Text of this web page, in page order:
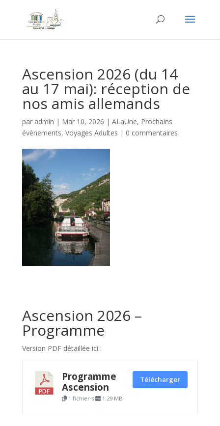
Ascension 2026 (du 14
au 17 mai): réception de
nos amis allemands
par admin | Mar 10, 2026 | ALaUne, Prochains
évènements, Voyages Adultes | 0 commentaires
Ascension 2026 –
Programme
Version PDF détaillée ici :
Programme
Ascension
1 fichier·s 1.29 MB
Télécharger